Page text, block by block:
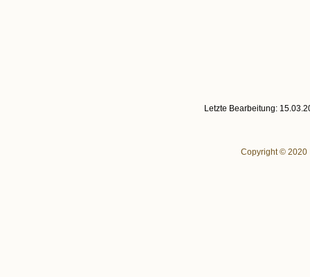
Letzte Bearbeitung:
Copyright © 2020